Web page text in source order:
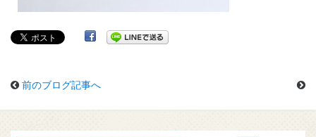
前のブログ記事へ